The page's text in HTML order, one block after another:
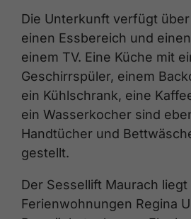
Die Unterkunft verfügt
einen Essbereich und
einem TV. Eine Küche mit
Geschirrspüler, einem
ein Kühlschrank, eine
ein Wasserkocher sind
Handtücher und
gestellt.
Der Sessellift Maurach liegt
Ferienwohnungen Regina